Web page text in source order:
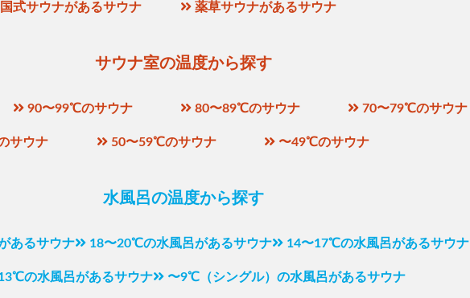
式サウナがあるサウナ 薬草サウナがあるサウナ
サウナ室の温度から探す
90〜99℃のサウナ 80〜89℃のサウナ 70〜79℃のサウナ
サウナ 50〜59℃のサウナ 〜49℃のサウナ
水風呂の温度から探す
あるサウナ 18〜20℃の水風呂があるサウナ 14〜17℃の水風呂があるサウナ
の水風呂があるサウナ 〜9℃（シングル）の水風呂があるサウナ